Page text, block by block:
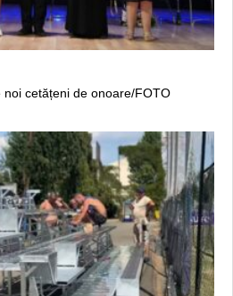
cetățeni de onoare/FOTO